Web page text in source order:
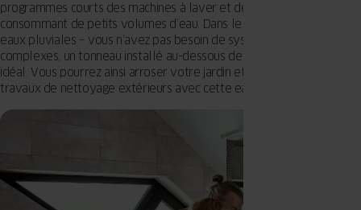
programmes courts des machines à laver et des lave-vaisselles
consommant de petits volumes d’eau. Dans le jardin, collectez les
eaux pluviales – vous n’avez pas besoin de systèmes souterrains
complexes, un tonneau installé au-dessous de la gouttière sera
idéal. Vous pourrez ainsi arroser votre jardin et effectuer des
travaux de nettoyage extérieurs avec cette eau.